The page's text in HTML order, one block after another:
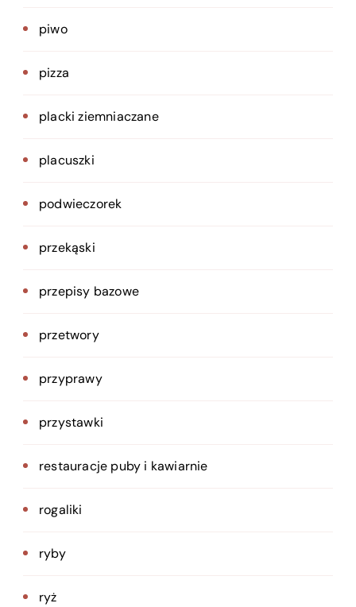
piwo
pizza
placki ziemniaczane
placuszki
podwieczorek
przekąski
przepisy bazowe
przetwory
przyprawy
przystawki
restauracje puby i kawiarnie
rogaliki
ryby
ryż